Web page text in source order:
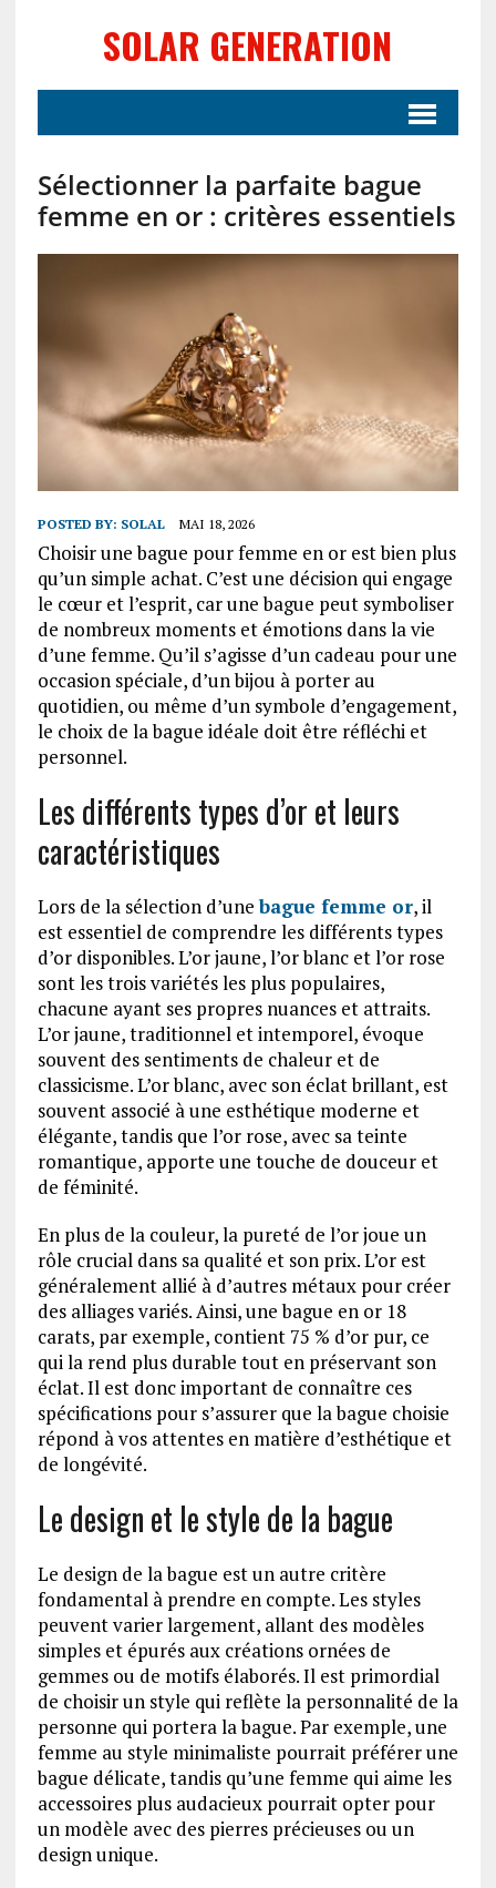
SOLAR GENERATION
Sélectionner la parfaite bague
femme en or : critères essentiels
POSTED BY: SOLAL MAI 18, 2026
Choisir une bague pour femme en or est bien plus
qu’un simple achat. C’est une décision qui engage
le cœur et l’esprit, car une bague peut symboliser
de nombreux moments et émotions dans la vie
d’une femme. Qu’il s’agisse d’un cadeau pour une
occasion spéciale, d’un bijou à porter au
quotidien, ou même d’un symbole d’engagement,
le choix de la bague idéale doit être réfléchi et
personnel.
Les différents types d’or et leurs
caractéristiques
Lors de la sélection d’unebague femme or, il
est essentiel de comprendre les différents types
d’or disponibles. L’or jaune, l’or blanc et l’or rose
sont les trois variétés les plus populaires,
chacune ayant ses propres nuances et attraits.
L’or jaune, traditionnel et intemporel, évoque
souvent des sentiments de chaleur et de
classicisme. L’or blanc, avec son éclat brillant, est
souvent associé à une esthétique moderne et
élégante, tandis que l’or rose, avec sa teinte
romantique, apporte une touche de douceur et
de féminité.
En plus de la couleur, la pureté de l’or joue un
rôle crucial dans sa qualité et son prix. L’or est
généralement allié à d’autres métaux pour créer
des alliages variés. Ainsi, une bague en or 18
carats, par exemple, contient 75 % d’or pur, ce
qui la rend plus durable tout en préservant son
éclat. Il est donc important de connaître ces
spécifications pour s’assurer que la bague choisie
répond à vos attentes en matière d’esthétique et
de longévité.
Le design et le style de la bague
Le design de la bague est un autre critère
fondamental à prendre en compte. Les styles
peuvent varier largement, allant des modèles
simples et épurés aux créations ornées de
gemmes ou de motifs élaborés. Il est primordial
de choisir un style qui reflète la personnalité de la
personne qui portera la bague. Par exemple, une
femme au style minimaliste pourrait préférer une
bague délicate, tandis qu’une femme qui aime les
accessoires plus audacieux pourrait opter pour
un modèle avec des pierres précieuses ou un
design unique.